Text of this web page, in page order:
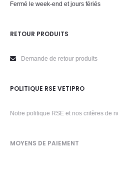
Fermé le week-end et jours fériés
RETOUR PRODUITS
Demande de retour produits
POLITIQUE RSE VETIPRO
Notre politique RSE et nos critères de
MOYENS DE PAIEMENT